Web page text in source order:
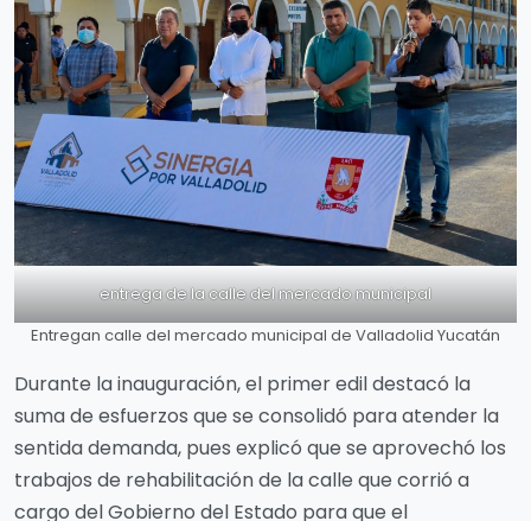
entrega de la calle del mercado municipal
Entregan calle del mercado municipal de Valladolid Yucatán
Durante la inauguración, el primer edil destacó la
suma de esfuerzos que se consolidó para atender la
sentida demanda, pues explicó que se aprovechó los
trabajos de rehabilitación de la calle que corrió a
cargo del Gobierno del Estado para que el